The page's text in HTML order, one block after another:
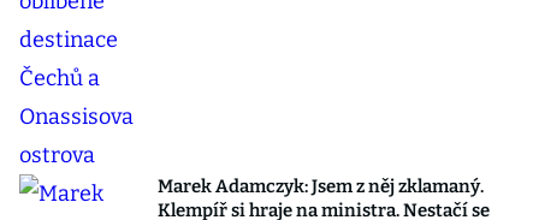
Marek Adamczyk: Jsem z něj zklamaný.
Klempíř si hraje na ministra. Nestačí se